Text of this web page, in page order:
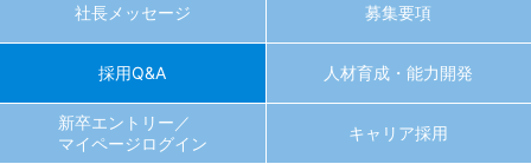
社長メッセージ 募集要項
採用Q&A 人材育成・能力開発
新卒エントリー／
マイページログイン
キャリア採用